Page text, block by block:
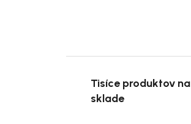
Tisíce produktov na
sklade